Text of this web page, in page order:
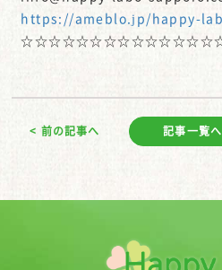
https://ameblo.jp/happy-
< 前の記事へ 記事一覧